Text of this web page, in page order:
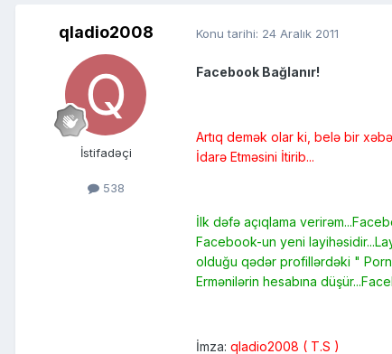
qladio2008
İstifadəçi
538
Konu tarihi: 24 Aralık 2011
Facebook Bağlanır!
Artıq demək olar ki, belə bir
İdarə Etməsini İtirib...
İlk dəfə açıqlama
Facebook-un yeni
olduğu qədər profillərdəki "
Ermənilərin hesabına
İmza: qladio2008 ( T.S )